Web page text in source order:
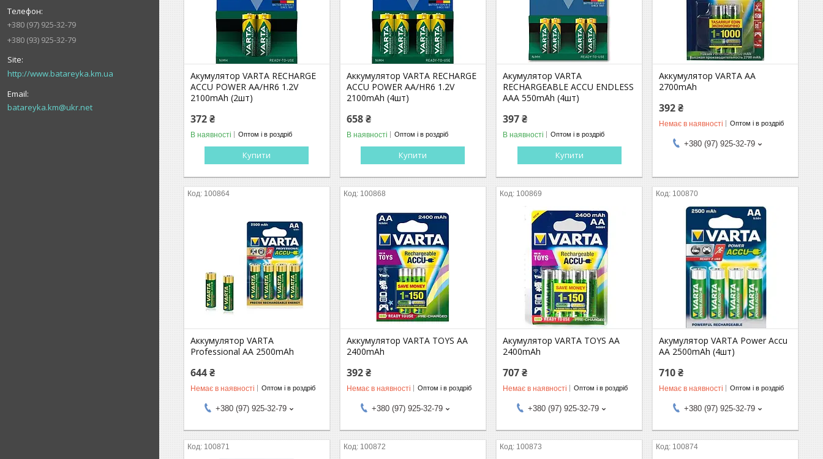
+380 (97) 925-32-79
+380 (93) 925-32-79
http://www.batareyka.km.ua
batareyka.km@ukr.net
Акумулятор VARTA RECHARGE
ACCU POWER AA/HR6 1.2V
2100mAh (2шт)
372 ₴
В наявності Оптом і в роздріб
Купити
Аккумулятор VARTA RECHARGE
ACCU POWER AA/HR6 1.2V
2100mAh (4шт)
658 ₴
В наявності Оптом і в роздріб
Купити
Акумулятор VARTA
RECHARGEABLE ACCU ENDLESS
AAA 550mAh (4шт)
397 ₴
В наявності Оптом і в роздріб
Купити
Аккумулятор VARTA AA
2700mAh
392 ₴
Немає в наявності Оптом і в роздріб
+380 (97) 925-32-79
100864
Аккумулятор VARTA
Professional AA 2500mAh
644 ₴
Немає в наявності Оптом і в роздріб
+380 (97) 925-32-79
100868
Аккумулятор VARTA TOYS AA
2400mAh
392 ₴
Немає в наявності Оптом і в роздріб
+380 (97) 925-32-79
100869
Акумулятор VARTA TOYS AA
2400mAh
707 ₴
Немає в наявності Оптом і в роздріб
+380 (97) 925-32-79
100870
Акумулятор VARTA Power Accu
AA 2500mAh (4шт)
710 ₴
Немає в наявності Оптом і в роздріб
+380 (97) 925-32-79
100871 100872 100873 100874